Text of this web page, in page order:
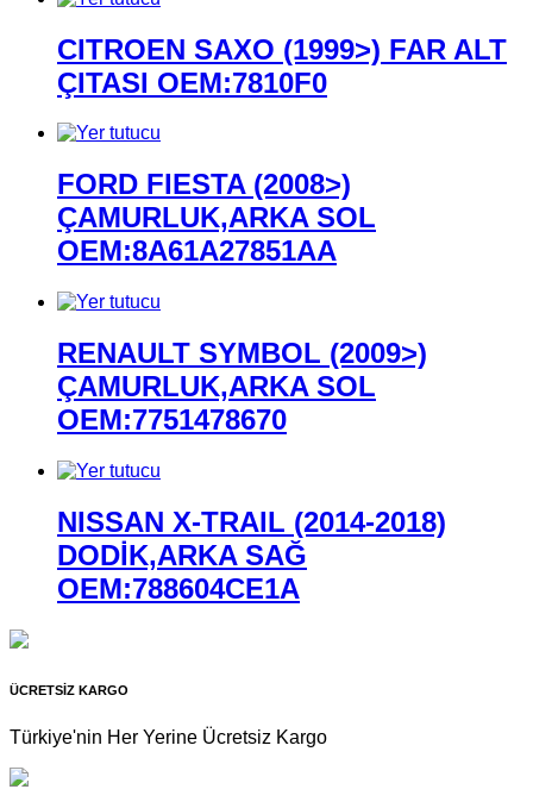
CITROEN SAXO (1999>) FAR ALT
ÇITASI OEM:7810F0
FORD FIESTA (2008>)
ÇAMURLUK,ARKA SOL
OEM:8A61A27851AA
RENAULT SYMBOL (2009>)
ÇAMURLUK,ARKA SOL
OEM:7751478670
NISSAN X-TRAIL (2014-2018)
DODİK,ARKA SAĞ
OEM:788604CE1A
ÜCRETSİZ KARGO
Türkiye'nin Her Yerine Ücretsiz Kargo